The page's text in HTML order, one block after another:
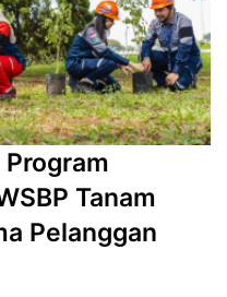
Program
Tanam
Pelanggan